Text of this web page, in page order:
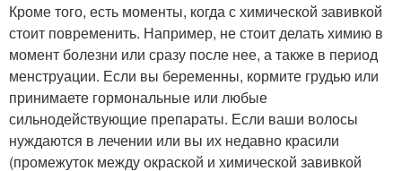
Кроме того, есть моменты, когда с химической завивкой
стоит повременить. Например, не стоит делать химию в
момент болезни или сразу после нее, а также в период
менструации. Если вы беременны, кормите грудью или
принимаете гормональные или любые
сильнодействующие препараты. Если ваши волосы
нуждаются в лечении или вы их недавно красили
(промежуток между окраской и химической завивкой